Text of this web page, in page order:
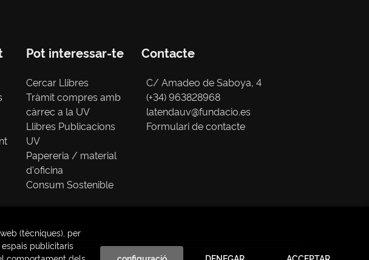
Pot interessar-te
Cercar Llibres
Tràmit compres amb
càrrec a la UV
Llibres Publicacions
UV
Papereria / material
d'oficina
Consum Sostenible
Contacte
C/ Amadeo de Saboya, 4
(+34) 963828968
latendauv@fundacio.es
Formulari de contacte
(tècniques), per
publicitaris